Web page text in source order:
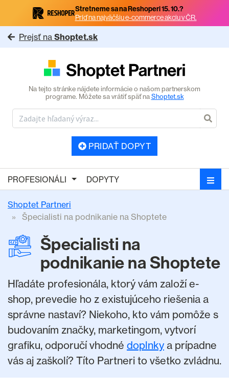
Stretneme sa na Reshoperi 15. 10.?
Príď na najväčšiu e-commerce akciu v ČR.
Prejsť na Shoptet.sk
Na tejto stránke nájdete informácie o našom partnerskom
programe. Môžete sa vrátiť späť naShoptet.sk
PRIDAŤ DOPYT
PROFESIONÁLI DOPYTY
Shoptet Partneri
Špecialisti na podnikanie na Shoptete
Špecialisti na
podnikanie na Shoptete
Hľadáte profesionála, ktorý vám založí e-
shop, prevedie ho z existujúceho riešenia a
správne nastaví? Niekoho, kto vám pomôže s
budovaním značky, marketingom, vytvorí
grafiku, odporučí vhodné doplnkya prípadne
vás aj zaškolí? Títo Partneri to všetko zvládnu.